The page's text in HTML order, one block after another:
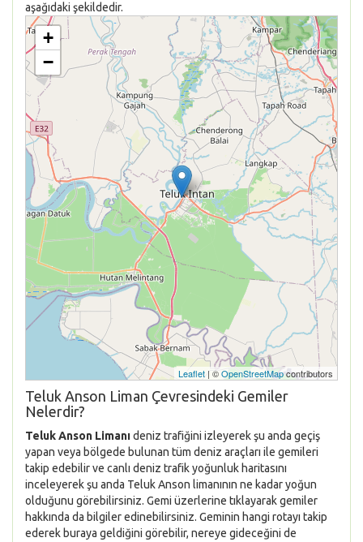
aşağıdaki şekildedir.
+
−
Leaflet | ©OpenStreetMapcontributors
Teluk Anson Liman Çevresindeki Gemiler
Nelerdir?
Teluk Anson Limanıdeniz trafiğini izleyerek şu anda geçiş
yapan veya bölgede bulunan tüm deniz araçları ile gemileri
takip edebilir ve canlı deniz trafik yoğunluk haritasını
inceleyerek şu anda Teluk Anson limanının ne kadar yoğun
olduğunu görebilirsiniz. Gemi üzerlerine tıklayarak gemiler
hakkında da bilgiler edinebilirsiniz. Geminin hangi rotayı takip
ederek buraya geldiğini görebilir, nereye gideceğini de